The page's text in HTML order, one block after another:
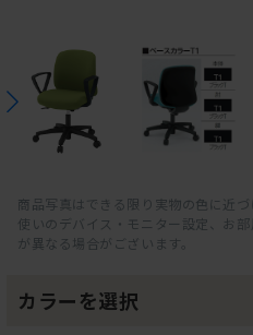
商品写真はできる限り実物の色に近
使いのデバイス・モニター設定、お
が異なる場合がございます。
カラーを選択